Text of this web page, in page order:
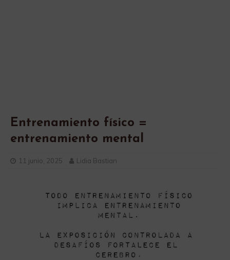
Entrenamiento físico =
entrenamiento mental
11 junio, 2025 Lidia Bastian